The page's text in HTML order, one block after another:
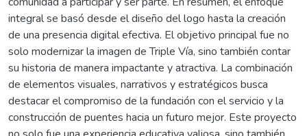
integral se basó desde el diseño del logo hasta la creación
de una presencia digital efectiva. El objetivo principal fue no
solo modernizar la imagen de Triple Vía, sino también contar
su historia de manera impactante y atractiva. La combinación
de elementos visuales, narrativos y estratégicos busca
destacar el compromiso de la fundación con el servicio y la
construcción de puentes hacia un futuro mejor. Este proyecto